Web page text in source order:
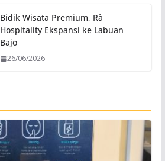
Bidik Wisata Premium, Rà
Hospitality Ekspansi ke Labuan
Bajo
26/06/2026